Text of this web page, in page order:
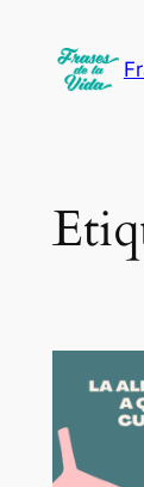
contenido